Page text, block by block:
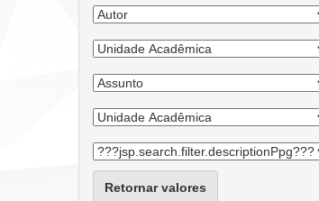
Retornar valores